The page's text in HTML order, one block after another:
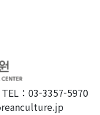
：03-3357-5970